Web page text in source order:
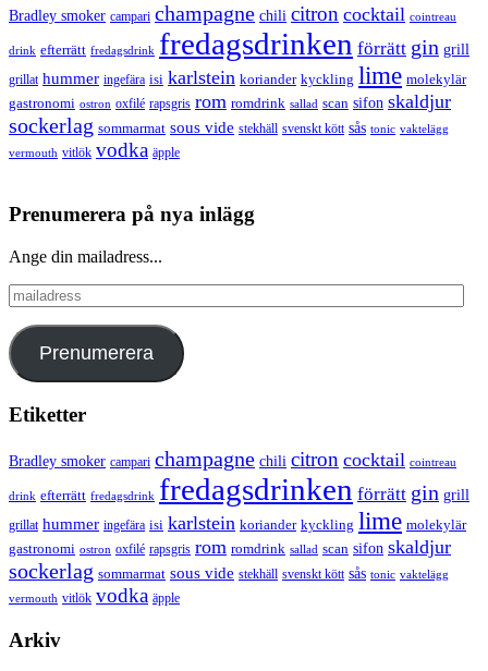
Bradley smoker campari champagne chili citron cocktail cointreau
drink efterrätt fredagsdrink fredagsdrinken förrätt gin grill
grillat hummer ingefära isi karlstein koriander kyckling lime molekylär
gastronomi ostron oxfilé rapsgris rom romdrink sallad scan sifon skaldjur
sockerlag sommarmat sous vide stekhäll svenskt kött sås tonic vaktelägg
vermouth vitlök vodka äpple
Prenumerera på nya inlägg
Ange din mailadress...
mailadress
Prenumerera
Etiketter
Bradley smoker campari champagne chili citron cocktail cointreau
drink efterrätt fredagsdrink fredagsdrinken förrätt gin grill
grillat hummer ingefära isi karlstein koriander kyckling lime molekylär
gastronomi ostron oxfilé rapsgris rom romdrink sallad scan sifon skaldjur
sockerlag sommarmat sous vide stekhäll svenskt kött sås tonic vaktelägg
vermouth vitlök vodka äpple
Arkiv